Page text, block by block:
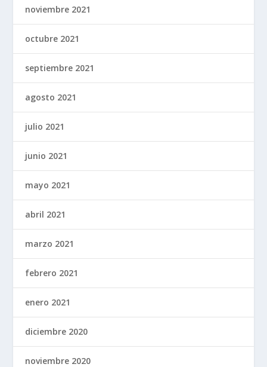
noviembre 2021
octubre 2021
septiembre 2021
agosto 2021
julio 2021
junio 2021
mayo 2021
abril 2021
marzo 2021
febrero 2021
enero 2021
diciembre 2020
noviembre 2020